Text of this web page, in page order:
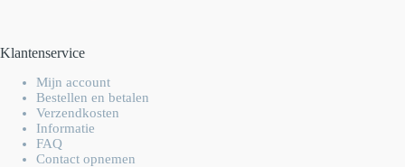
Klantenservice
Mijn account
Bestellen en betalen
Verzendkosten
Informatie
FAQ
Contact opnemen